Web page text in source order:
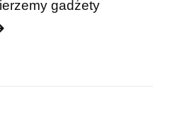
gadżety